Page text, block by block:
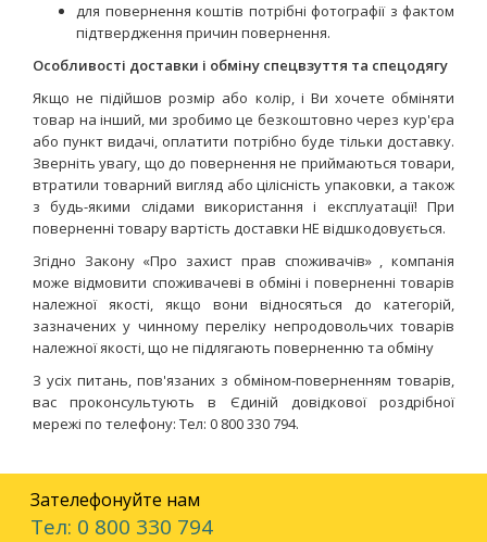
для повернення коштів потрібні фотографії з фактом
підтвердження причин повернення.
Особливості доставки і обміну спецвзуття та спецодягу
Якщо не підійшов розмір або колір, і Ви хочете обміняти
товар на інший, ми зробимо це безкоштовно через кур'єра
або пункт видачі, оплатити потрібно буде тільки доставку.
Зверніть увагу, що до повернення не приймаються товари,
втратили товарний вигляд або цілісність упаковки, а також
з будь-якими слідами використання і експлуатації! При
поверненні товару вартість доставки НЕ відшкодовується.
Згідно Закону «Про захист прав споживачів», компанія
може відмовити споживачеві в обміні і поверненні товарів
належної якості, якщо вони відносяться до категорій,
зазначених у чинномупереліку непродовольчих товарів
належної якості, що не підлягають поверненню та обміну
З усіх питань, пов'язаних з обміном-поверненням товарів,
вас проконсультують в Єдиній довідкової роздрібної
мережі по телефону: Тел: 0 800 330 794.
Зателефонуйте нам
Тел: 0 800 330 794